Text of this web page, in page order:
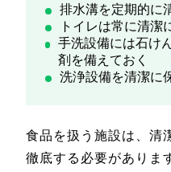
排水溝を定期的に
トイレは常に清潔
手洗設備には石け
剤を備えておく
洗浄設備を清潔に
食品を扱う施設は、清
徹底する必要がありま